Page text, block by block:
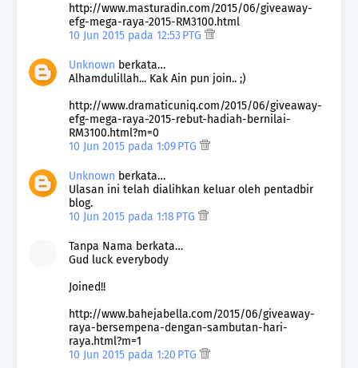
http://www.masturadin.com/2015/06/giveaway-
efg-mega-raya-2015-RM3100.html
10 Jun 2015 pada 12:53 PTG
Unknown berkata…
Alhamdulillah... Kak Ain pun join.. ;)
http://www.dramaticuniq.com/2015/06/giveaway-
efg-mega-raya-2015-rebut-hadiah-bernilai-
RM3100.html?m=0
10 Jun 2015 pada 1:09 PTG
Unknown berkata…
Ulasan ini telah dialihkan keluar oleh pentadbir
blog.
10 Jun 2015 pada 1:18 PTG
Tanpa Nama berkata…
Gud luck everybody
Joined!!
http://www.bahejabella.com/2015/06/giveaway-
raya-bersempena-dengan-sambutan-hari-
raya.html?m=1
10 Jun 2015 pada 1:20 PTG